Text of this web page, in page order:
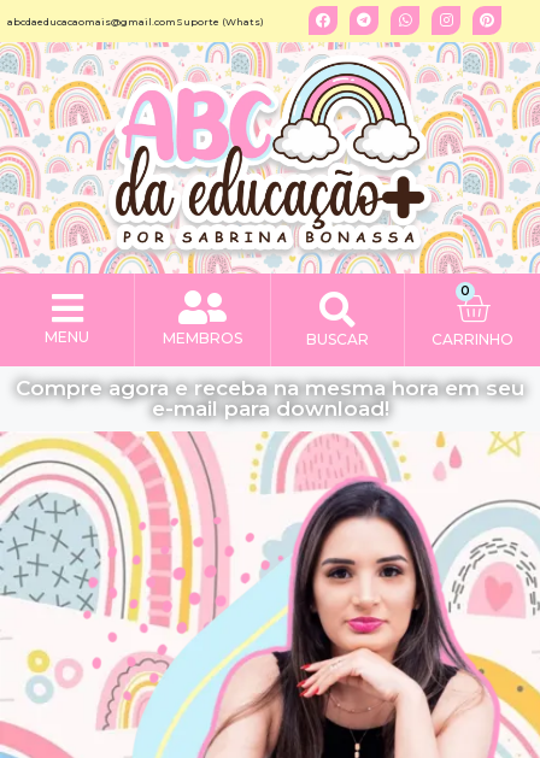
abcdaeducacaomais@gmail.com Suporte (Whats)
MENU MEMBROS BUSCAR
0
CARRINHO
Compre agora e receba na mesma hora em seu
e-mail para download!